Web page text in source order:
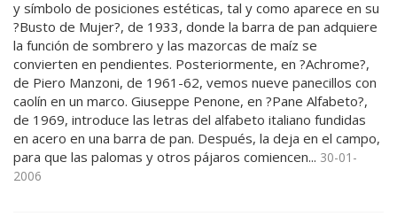
y símbolo de posiciones estéticas, tal y como aparece en su
?Busto de Mujer?, de 1933, donde la barra de pan adquiere
la función de sombrero y las mazorcas de maíz se
convierten en pendientes. Posteriormente, en ?Achrome?,
de Piero Manzoni, de 1961-62, vemos nueve panecillos con
caolín en un marco. Giuseppe Penone, en ?Pane Alfabeto?,
de 1969, introduce las letras del alfabeto italiano fundidas
en acero en una barra de pan. Después, la deja en el campo,
para que las palomas y otros pájaros comiencen... 30-01-
2006